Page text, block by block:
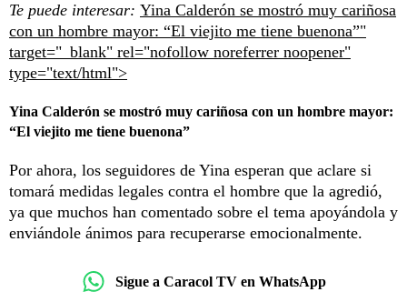
Te puede interesar: Yina Calderón se mostró muy cariñosa
con un hombre mayor: “El viejito me tiene buenona”"
target="_blank" rel="nofollow noreferrer noopener"
type="text/html">
Yina Calderón se mostró muy cariñosa con un hombre mayor:
“El viejito me tiene buenona”
Por ahora, los seguidores de Yina esperan que aclare si
tomará medidas legales contra el hombre que la agredió,
ya que muchos han comentado sobre el tema apoyándola y
enviándole ánimos para recuperarse emocionalmente.
Sigue a Caracol TV en WhatsApp